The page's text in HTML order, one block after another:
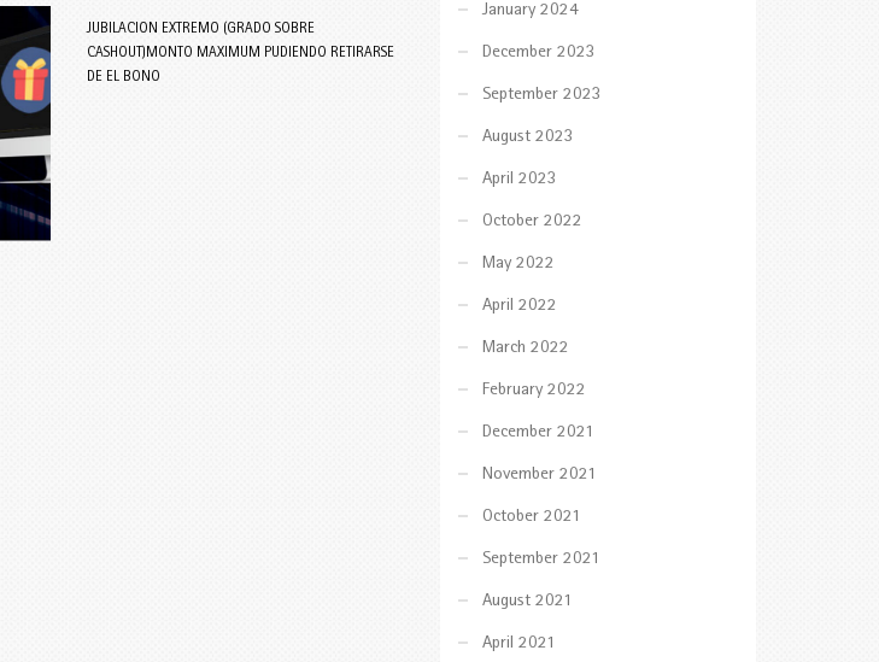
JUBILACION EXTREMO (GRADO SOBRE
CASHOUT)MONTO MAXIMUM PUDIENDO RETIRARSE
DE EL BONO
January 2024
December 2023
September 2023
August 2023
April 2023
October 2022
May 2022
April 2022
March 2022
February 2022
December 2021
November 2021
October 2021
September 2021
August 2021
April 2021